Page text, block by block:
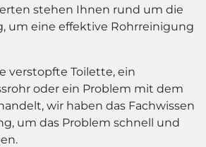
stehen Ihnen rund um die
um eine effektive Rohrreinigung
verstopfte Toilette, ein
oder ein Problem mit dem
wir haben das Fachwissen
um das Problem schnell und